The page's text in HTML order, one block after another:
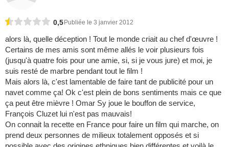
0,5 Publiée le 3 janvier 2012
alors là, quelle déception ! Tout le monde criait au chef d'œuvre !
Certains de mes amis sont même allés le voir plusieurs fois
(jusqu'à quatre fois pour une amie, si, si je vous jure) et moi, je
suis resté de marbre pendant tout le film !
Mais alors là, c'est lamentable de faire tant de publicité pour un
navet comme ça! Ok c'est plein de bons sentiments mais ce que
ça peut être mièvre ! Omar Sy joue le bouffon de service,
François Cluzet lui n'est pas mauvais!
On connait la recette en France pour faire un film qui marche, on
prend deux personnes de milieux totalement opposés et si